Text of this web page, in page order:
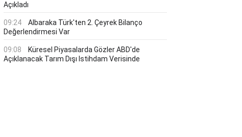
Açıkladı
09:24
Albaraka Türk'ten 2. Çeyrek Bilanço
Değerlendirmesi Var
09:08
Küresel Piyasalarda Gözler ABD'de
Açıklanacak Tarım Dışı Istihdam Verisinde